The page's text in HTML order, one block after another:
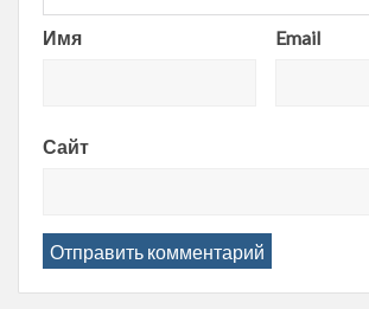
Имя Email
Сайт